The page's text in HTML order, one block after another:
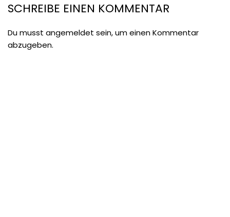
SCHREIBE EINEN KOMMENTAR
Du musst angemeldet sein, um einen Kommentar
abzugeben.